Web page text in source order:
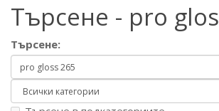
Търсене - pro
Търсене: